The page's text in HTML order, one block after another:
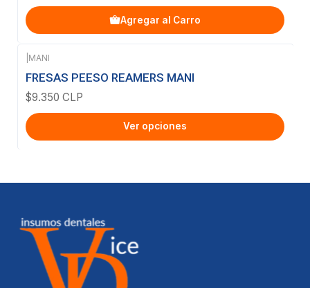
Agregar al Carro
MANI
FRESAS PEESO REAMERS MANI
$9.350 CLP
Ver opciones